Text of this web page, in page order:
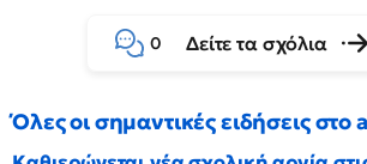
0 Δείτε τα σχόλια
Όλες οι σημαντικές ειδήσεις